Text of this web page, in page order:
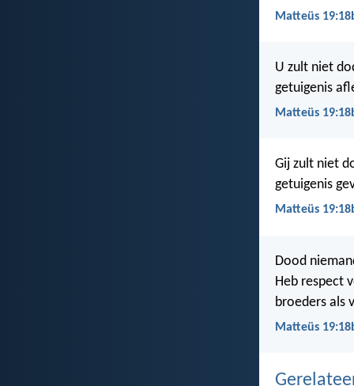
Matteüs
U zult niet
getuigenis
Matteüs
Gij zult niet
getuigenis
Matteüs
Dood
Heb respect
broeders als
Matteüs